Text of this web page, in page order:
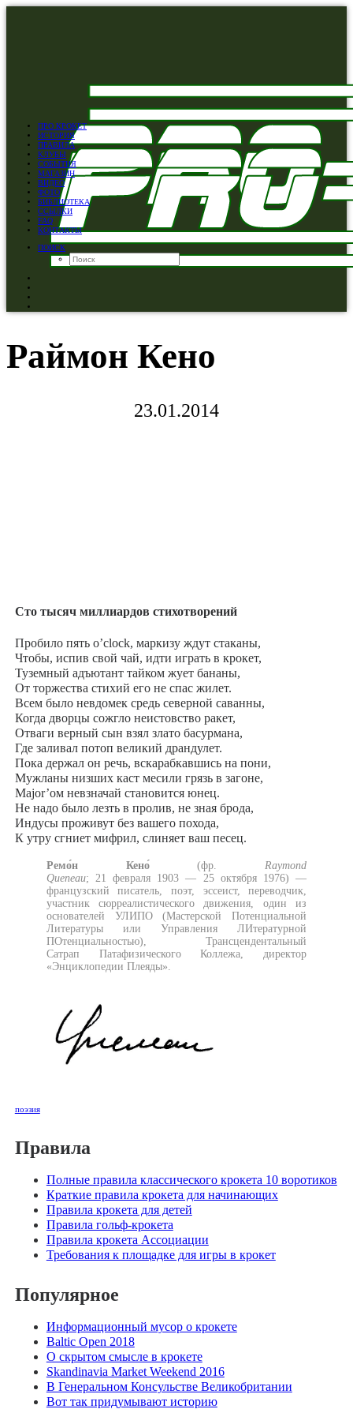
ПРО КРОКЕТ
ИСТОРИЯ
ПРАВИЛА
КЛУБЫ
СОБЫТИЯ
МАГАЗИН
ВИДЕО
ФОТО
БИБЛИОТЕКА
ССЫЛКИ
FAQ
КОНТАКТЫ
ПОИСК
Раймон Кено
23.01.2014
Сто тысяч миллиардов стихотворений
Пробило пять o’clock, маркизу ждут стаканы,
Чтобы, испив свой чай, идти играть в крокет,
Туземный адъютант тайком жует бананы,
От торжества стихий его не спас жилет.
Всем было невдомек средь северной саванны,
Когда дворцы сожгло неистовство ракет,
Отваги верный сын взял злато басурмана,
Где заливал потоп великий драндулет.
Пока держал он речь, вскарабкавшись на пони,
Мужланы низших каст месили грязь в загоне,
Major’ом невзначай становится юнец.
Не надо было лезть в пролив, не зная брода,
Индусы проживут без вашего похода,
К утру сгниет мифрил, слиняет ваш песец.
Ремо́н Кено́(фр.Raymond
Queneau; 21 февраля 1903 — 25 октября 1976) —
французский писатель, поэт, эссеист, переводчик,
участник сюрреалистического движения, один из
основателей УЛИПО (Мастерской Потенциальной
Литературы или Управления ЛИтературной
ПОтенциальностью), Трансцендентальный
Сатрап Патафизического Коллежа, директор
«Энциклопедии Плеяды».
поэзия
Правила
Полные правила классического крокета 10 воротиков
Краткие правила крокета для начинающих
Правила крокета для детей
Правила гольф-крокета
Правила крокета Ассоциации
Требования к площадке для игры в крокет
Популярное
Информационный мусор о крокете
Baltic Open 2018
О скрытом смысле в крокете
Skandinavia Market Weekend 2016
В Генеральном Консульстве Великобритании
Вот так придумывают историю